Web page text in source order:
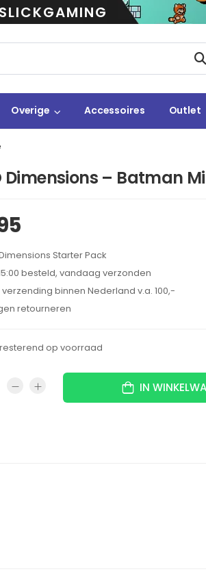
SLICKGAMING
Overige Accessoires Outlet
Dimensions – Batman
Dimensions Starter Pack
besteld, vandaag verzonden
verzending binnen Nederland v.a. 100,-
retourneren
resterend op voorraad
IN